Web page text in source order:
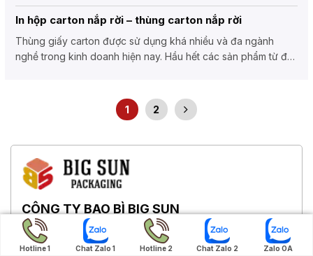
Hotline 1 Chat Zalo 1 Hotline 2 Chat Zalo 2 Zalo OA
In hộp carton nắp rời – thùng carton nắp rời
Thùng giấy carton được sử dụng khá nhiều và đa ngành
nghề trong kinh doanh hiện nay. Hầu hết các sản phẩm từ đồ
1 2
CÔNG TY BAO BÌ BIG SUN
Chúng tôi không chỉ hướng đến việc cung cấp các sản
phẩm bao bì chất lượng vượt trội, mà còn cam kết tạo ra